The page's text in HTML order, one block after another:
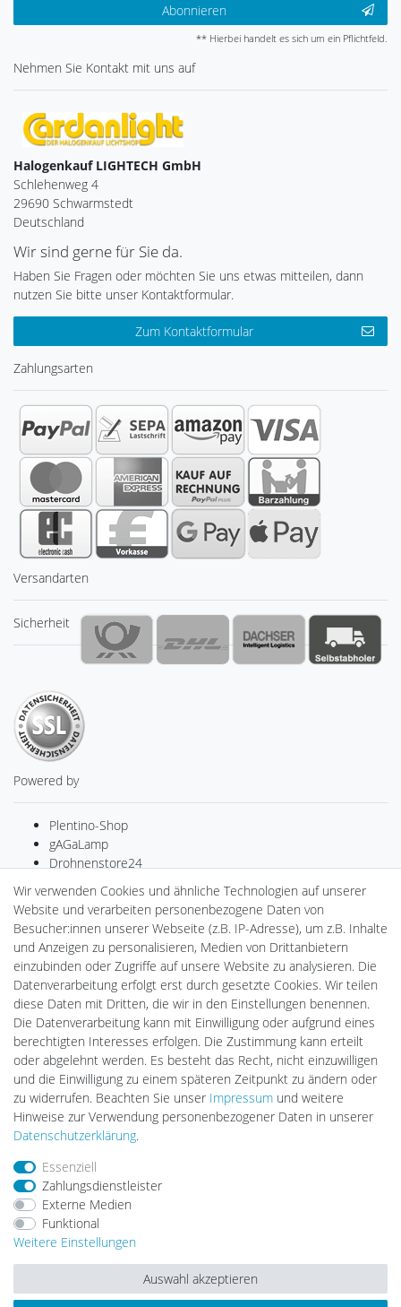
Abonnieren
** Hierbei handelt es sich um ein Pflichtfeld.
Nehmen Sie Kontakt mit uns auf
Halogenkauf LIGHTECH GmbH
Schlehenweg 4
29690 Schwarmstedt
Deutschland
Wir sind gerne für Sie da.
Haben Sie Fragen oder möchten Sie uns etwas mitteilen, dann
nutzen Sie bitte unser Kontaktformular.
Zum Kontaktformular
Zahlungsarten
Versandarten
Sicherheit
Powered by
Plentino-Shop
gAGaLamp
Drohnenstore24
Batteriespeicher
PlentiSolar
Gebrauchtlicht
Ledkauf
DEYESOLAR
Lightech Connect
CardanLight Europe
FORTIMO LEDs
LED-RETROSHOP
Wallbox24
Impressum
Barrierefreiheitserklärung
Vertrag widerrufen
Wir verwenden Cookies und ähnliche Technologien auf unserer
Website und verarbeiten personenbezogene Daten von
Besucher:innen unserer Webseite (z.B. IP-Adresse), um z.B. Inhalte
und Anzeigen zu personalisieren, Medien von Drittanbietern
einzubinden oder Zugriffe auf unsere Website zu analysieren. Die
Datenverarbeitung erfolgt erst durch gesetzte Cookies. Wir teilen
diese Daten mit Dritten, die wir in den Einstellungen benennen.
Die Datenverarbeitung kann mit Einwilligung oder aufgrund eines
berechtigten Interesses erfolgen. Die Zustimmung kann erteilt
oder abgelehnt werden. Es besteht das Recht, nicht einzuwilligen
und die Einwilligung zu einem späteren Zeitpunkt zu ändern oder
zu widerrufen. Beachten Sie unser Impressum und weitere
Hinweise zur Verwendung personenbezogener Daten in unserer
Daten­schutz­erklärung.
Essenziell
Zahlungsdienstleister
Externe Medien
Funktional
Weitere Einstellungen
Auswahl akzeptieren